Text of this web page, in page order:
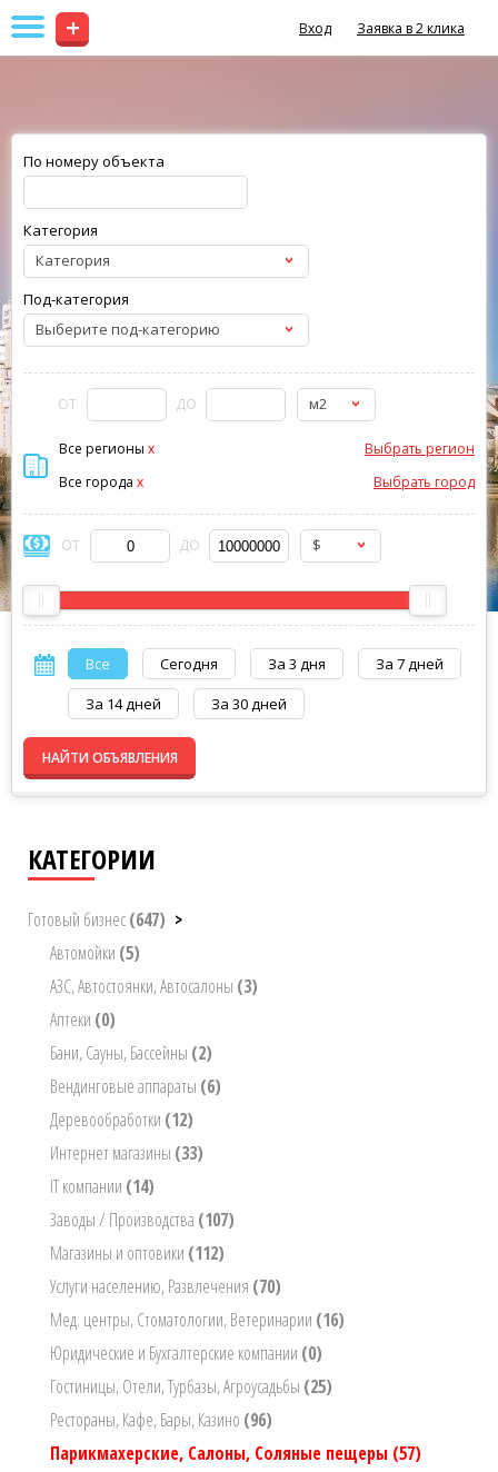
+ Вход Заявка в 2 клика
Категория
Категория
Под-категория
Выберите под-категорию
По номеру объекта
ОТ ДО м2
Все регионы Выбрать регион
x
Все города
Выбрать город
x
ОТ ДО $
Все Сегодня За 3 дня
За 7 дней
За 14 дней
За 30 дней
НАЙТИ ОБЪЯВЛЕНИЯ
КАТЕГОРИИ
Готовый бизнес(647) >
Автомойки (5)
АЗС, Автостоянки, Автосалоны (3)
Аптеки (0)
Бани, Сауны, Бассейны (2)
Вендинговые аппараты (6)
Деревообработки (12)
Интернет магазины (33)
IT компании (14)
Заводы / Производства (107)
Магазины и оптовики (112)
Услуги населению, Развлечения (70)
Мед. центры, Стоматологии, Ветеринарии (16)
Юридические и Бухгалтерские компании (0)
Гостиницы, Отели, Турбазы, Агроусадьбы (25)
Рестораны, Кафе, Бары, Казино (96)
Парикмахерские, Салоны, Соляные пещеры (57)